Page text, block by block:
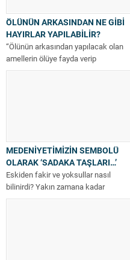
ÖLÜNÜN ARKASINDAN NE GİBİ
HAYIRLAR YAPILABİLİR?
“Ölünün arkasından yapılacak olan
amellerin ölüye fayda verip
vermediği” sorusu zihinleri
MEDENİYETİMİZİN SEMBOLÜ
OLARAK ‘SADAKA TAŞLARI…’
Eskiden fakir ve yoksullar nasıl
bilinirdi? Yakın zamana kadar
köylerde mahallenin fakir fukarasını,